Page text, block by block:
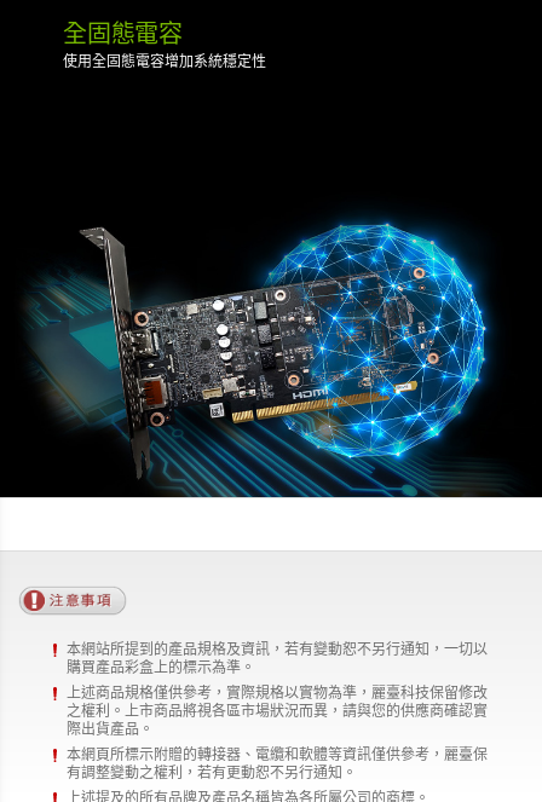
全固態電容
使用全固態電容增加系統穩定性
本網站所提到的產品規格及資訊，若有變動恕不另行通知，一切以
購買產品彩盒上的標示為準。
上述商品規格僅供參考，實際規格以實物為準，麗臺科技保留修改
之權利。上市商品將視各區市場狀況而異，請與您的供應商確認實
際出貨產品。
本網頁所標示附贈的轉接器、電纜和軟體等資訊僅供參考，麗臺保
有調整變動之權利，若有更動恕不另行通知。
上述提及的所有品牌及產品名稱皆為各所屬公司的商標。